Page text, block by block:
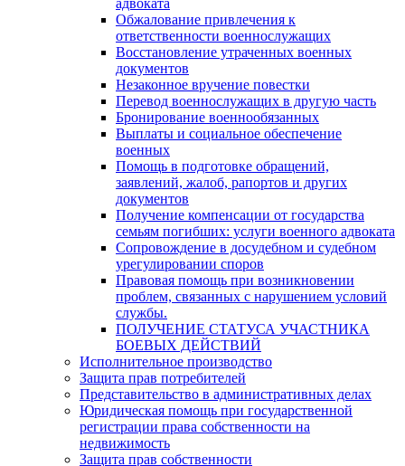
адвоката
Обжалование привлечения к
ответственности военнослужащих
Восстановление утраченных военных
документов
Незаконное вручение повестки
Перевод военнослужащих в другую часть
Бронирование военнообязанных
Выплаты и социальное обеспечение
военных
Помощь в подготовке обращений,
заявлений, жалоб, рапортов и других
документов
Получение компенсации от государства
семьям погибших: услуги военного адвоката
Сопровождение в досудебном и судебном
урегулировании споров
Правовая помощь при возникновении
проблем, связанных с нарушением условий
службы.
ПОЛУЧЕНИЕ СТАТУСА УЧАСТНИКА
БОЕВЫХ ДЕЙСТВИЙ
Исполнительное производство
Защита прав потребителей
Представительство в административных делах
Юридическая помощь при государственной
регистрации права собственности на
недвижимость
Защита прав собственности